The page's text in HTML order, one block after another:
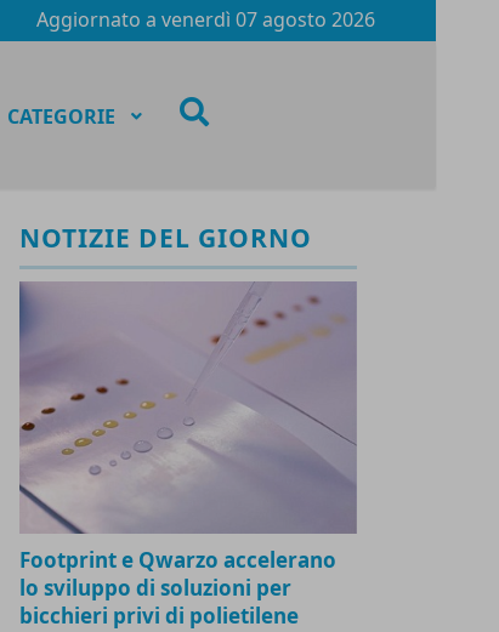
Aggiornato a venerdì 07 agosto 2026
CATEGORIE
NOTIZIE DEL GIORNO
Footprint e Qwarzo accelerano
lo sviluppo di soluzioni per
bicchieri privi di polietilene